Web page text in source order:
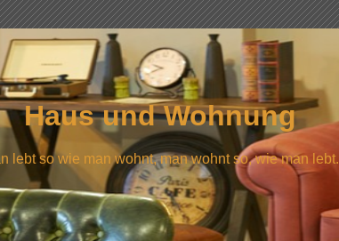
Haus und Wohnung
lebt so wie man wohnt, man wohnt so, wie man lebt.